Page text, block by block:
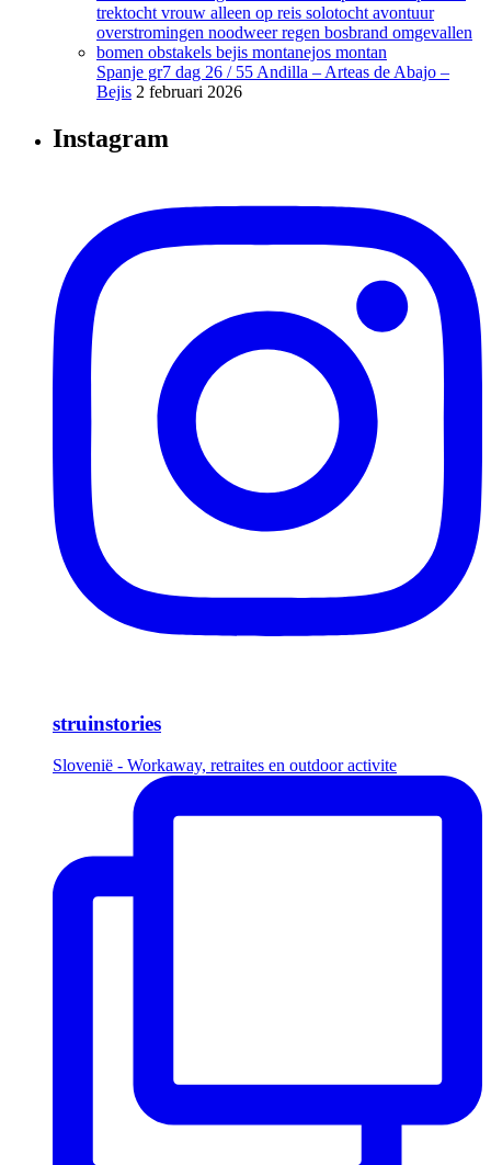
Spanje gr7 dag 26 / 55 Andilla – Arteas de Abajo –
Bejis 2 februari 2026
Instagram
struinstories
Slovenië - Workaway, retraites en outdoor activite